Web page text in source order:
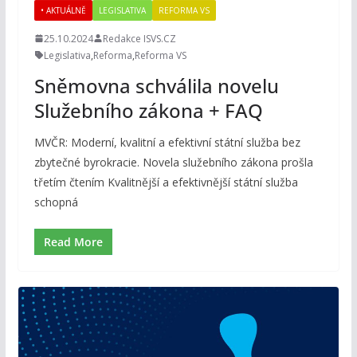
• AKTUÁLNĚ LEGISLATIVA REFORMA VS
25.10.2024
Redakce ISVS.CZ
Legislativa,Reforma,Reforma VS
Sněmovna schválila novelu
Služebního zákona + FAQ
MVČR: Moderní, kvalitní a efektivní státní služba bez
zbytečné byrokracie. Novela služebního zákona prošla
třetím čtením Kvalitnější a efektivnější státní služba
schopná
Read More